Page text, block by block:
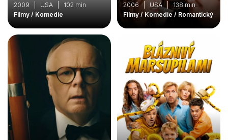
2009 | USA | 102 min
Filmy / Komedie
2006 | USA | 138 min
Filmy / Komedie / Romantický